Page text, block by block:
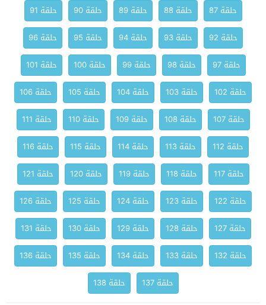
حلقة 87 حلقة 88 حلقة 89 حلقة 90
حلقة 91
حلقة 92
حلقة 93 حلقة 94 حلقة 95
حلقة 96
حلقة 97
حلقة 98 حلقة 99 حلقة 100
حلقة 101
حلقة 102
حلقة 103 حلقة 104 حلقة 105
حلقة 106
حلقة 107
حلقة 108 حلقة 109 حلقة 110
حلقة 111
حلقة 112
حلقة 113 حلقة 114 حلقة 115
حلقة 116
حلقة 117
حلقة 118 حلقة 119 حلقة 120
حلقة 121
حلقة 122
حلقة 123 حلقة 124 حلقة 125
حلقة 126
حلقة 127
حلقة 128 حلقة 129 حلقة 130
حلقة 131
حلقة 132
حلقة 133 حلقة 134 حلقة 135
حلقة 136
حلقة 137
حلقة 138